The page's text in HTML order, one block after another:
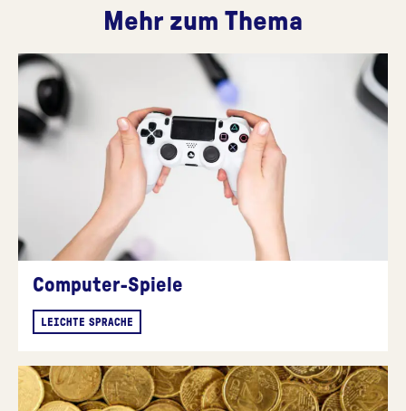
Mehr zum Thema
Computer-Spiele
LEICHTE SPRACHE